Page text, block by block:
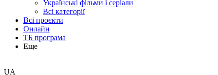
Українські фільми і серіали
Всі категорії
Всі проєкти
Онлайн
ТБ програма
Еще
UA